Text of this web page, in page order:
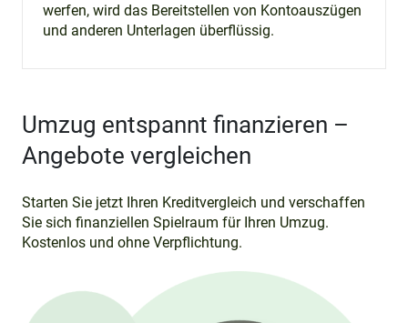
werfen, wird das Bereitstellen von Kontoauszügen
und anderen Unterlagen überflüssig.
Umzug entspannt finanzieren –
Angebote vergleichen
Starten Sie jetzt Ihren Kreditvergleich und verschaffen
Sie sich finanziellen Spielraum für Ihren Umzug.
Kostenlos und ohne Verpflichtung.